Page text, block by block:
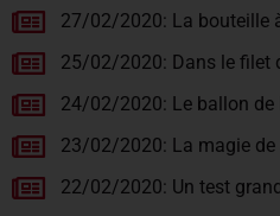
27/02/2020: La bouteille
25/02/2020: Dans le filet
24/02/2020: Le ballon de
23/02/2020: La magie de
22/02/2020: Un test